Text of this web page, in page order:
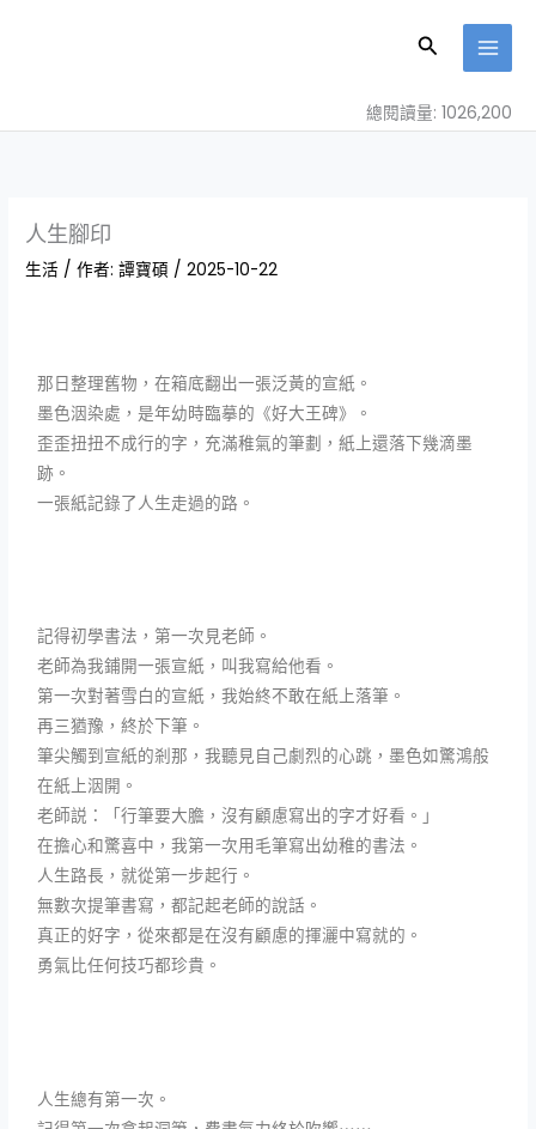
內
搜
總閱讀量: 1026,200
人生腳印
生活 / 作者:譚寶碩 /2025-10-22
那日整理舊物，在箱底翻出一張泛黃的宣紙。
墨色洇染處，是年幼時臨摹的《好大王碑》。
歪歪扭扭不成行的字，充滿稚氣的筆劃，紙上還落下幾滴墨
跡。
一張紙記錄了人生走過的路。
記得初學書法，第一次見老師。
老師為我鋪開一張宣紙，叫我寫給他看。
第一次對著雪白的宣紙，我始終不敢在紙上落筆。
再三猶豫，終於下筆。
筆尖觸到宣紙的剎那，我聽見自己劇烈的心跳，墨色如驚鴻般
在紙上洇開。
老師説：「行筆要大膽，沒有顧慮寫出的字才好看。」
在擔心和驚喜中，我第一次用毛筆寫出幼稚的書法。
人生路長，就從第一步起行。
無數次提筆書寫，都記起老師的說話。
真正的好字，從來都是在沒有顧慮的揮灑中寫就的。
勇氣比任何技巧都珍貴。
人生總有第一次。